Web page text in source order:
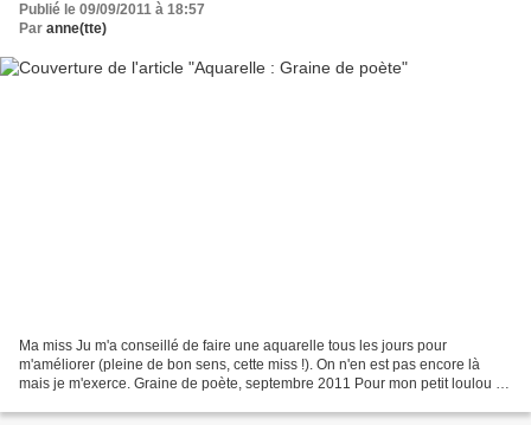
Publié le 09/09/2011 à 18:57
Par anne(tte)
Ma miss Ju m'a conseillé de faire une aquarelle tous les jours pour
m'améliorer (pleine de bon sens, cette miss !). On n'en est pas encore là
mais je m'exerce. Graine de poète, septembre 2011 Pour mon petit loulou au